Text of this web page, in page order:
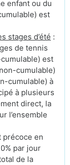
enfant ou du
est
stages d’été :
de tennis
est
cumulable)
cumulable) à
à plusieurs
direct, la
l’ensemble
précoce en
par jour
de la